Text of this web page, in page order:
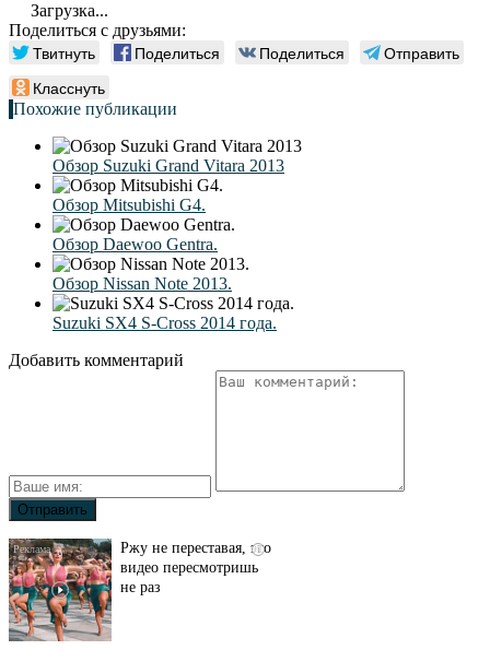
Загрузка...
Поделиться с друзьями:
Твитнуть Поделиться Поделиться
Отправить
Класснуть
Похожие публикации
Обзор Suzuki Grand Vitara 2013
Обзор Mitsubishi G4.
Обзор Daewoo Gentra.
Обзор Nissan Note 2013.
Suzuki SX4 S-Cross 2014 года.
Добавить комментарий
i
Ржу не переставая, это
видео пересмотришь
не раз